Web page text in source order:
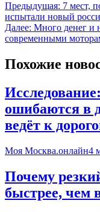
Предыдущая: 7 мест,
испытали новый
Далее: Много денег и
современными
Похожие
ошибаются в
ведёт к
Моя Москва.онлайн4
Почему
быстрее, чем